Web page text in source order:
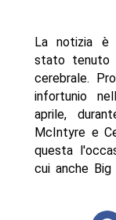
La notizia è
stato tenuto
cerebrale.
infortunio
aprile,
McIntyre e
questa
cui anche